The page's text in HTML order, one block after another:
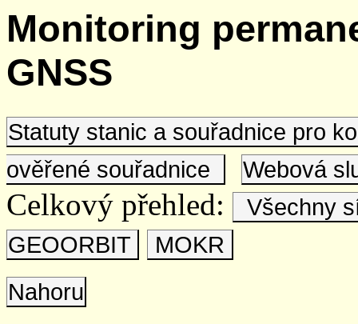
Monitoring
GNSS
Statuty stanic a souřadnice pro
ověřené souřadnice
Webová
Celkový přehled:
Všechny
GEOORBIT
MOKR
Nahoru